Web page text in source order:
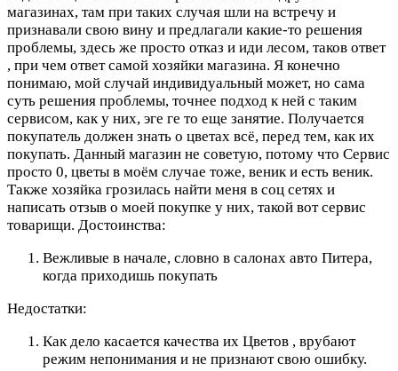
магазинах, там при таких случая шли на встречу и
признавали свою вину и предлагали какие-то решения
проблемы, здесь же просто отказ и иди лесом, таков ответ
, при чем ответ самой хозяйки магазина. Я конечно
понимаю, мой случай индивидуальный может, но сама
суть решения проблемы, точнее подход к ней с таким
сервисом, как у них, эге ге то еще занятие. Получается
покупатель должен знать о цветах всё, перед тем, как их
покупать. Данный магазин не советую, потому что Сервис
просто 0, цветы в моём случае тоже, веник и есть веник.
Также хозяйка грозилась найти меня в соц сетях и
написать отзыв о моей покупке у них, такой вот сервис
товарищи. Достоинства:
Вежливые в начале, словно в салонах авто Питера,
когда приходишь покупать
Недостатки:
Как дело касается качества их Цветов , врубают
режим непонимания и не признают свою ошибку.